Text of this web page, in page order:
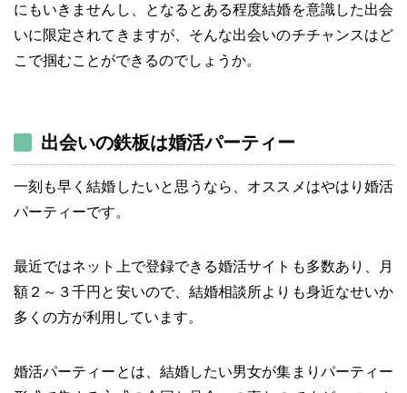
にもいきませんし、となるとある程度結婚を意識した出会
いに限定されてきますが、そんな出会いのチチャンスはど
こで掴むことができるのでしょうか。
出会いの鉄板は婚活パーティー
一刻も早く結婚したいと思うなら、オススメはやはり婚活
パーティーです。
最近ではネット上で登録できる婚活サイトも多数あり、月
額２～３千円と安いので、結婚相談所よりも身近なせいか
多くの方が利用しています。
婚活パーティーとは、結婚したい男女が集まりパーティー